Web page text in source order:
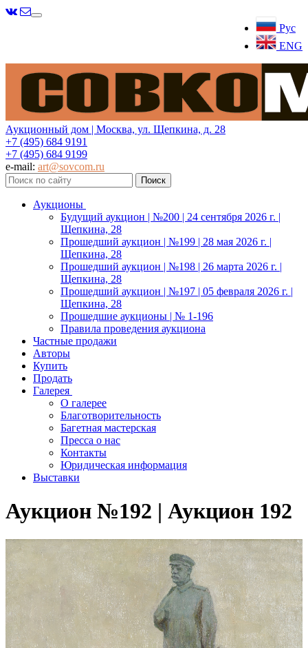
Рус
ENG
Меню
Аукционный дом | Москва, ул. Щепкина, д. 28
+7 (495) 684 9191
+7 (495) 684 9199
e-mail: art@sovcom.ru
Аукционы
Будущий аукцион | №200 | 24 сентября 2026 г. |
Щепкина, 28
Прошедший аукцион | №199 | 28 мая 2026 г. |
Щепкина, 28
Прошедший аукцион | №198 | 26 марта 2026 г. |
Щепкина, 28
Прошедший аукцион | №197 | 05 февраля 2026 г. |
Щепкина, 28
Прошедшие аукционы | № 1-196
Правила проведения аукциона
Частные продажи
Авторы
Купить
Продать
Галерея
О галерее
Благотворительность
Багетная мастерская
Пресса о нас
Контакты
Юридическая информация
Выставки
Аукцион №192 | Аукцион 192